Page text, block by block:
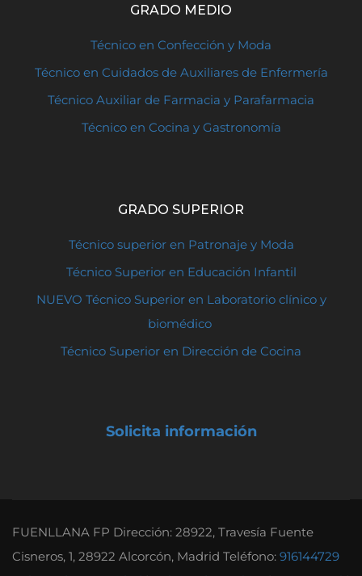
GRADO MEDIO
Técnico en Confección y Moda
Técnico en Cuidados de Auxiliares de Enfermería
Técnico Auxiliar de Farmacia y Parafarmacia
Técnico en Cocina y Gastronomía
GRADO SUPERIOR
Técnico superior en Patronaje y Moda
Técnico Superior en Educación Infantil
NUEVO Técnico Superior en Laboratorio clínico y
biomédico
Técnico Superior en Dirección de Cocina
Solicita información
FUENLLANA FP Dirección: 28922, Travesía Fuente
Cisneros, 1, 28922 Alcorcón, Madrid Teléfono: 916144729